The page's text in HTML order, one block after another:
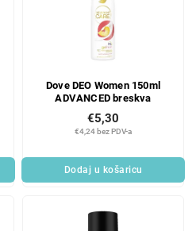
Dove DEO Women 150ml
ADVANCED breskva
€4,24 bez PDV-a
€5,30
Dodaj u košaricu